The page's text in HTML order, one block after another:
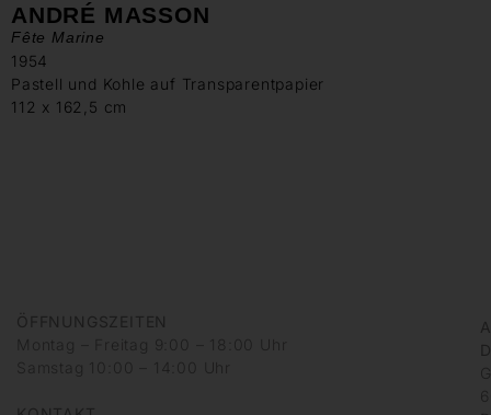
ANDRÉ MASSON
Fête Marine
1954
Pastell und Kohle auf Transparentpapier
112 x 162,5 cm
ÖFFNUNGSZEITEN
Montag – Freitag 9:00 – 18:00 Uhr
Samstag 10:00 – 14:00 Uhr